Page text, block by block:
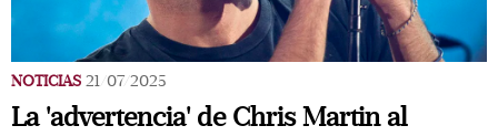
NOTICIAS 21/07/2025
La 'advertencia' de Chris Martin al